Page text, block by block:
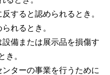
すると認められるとき。
れるとき。
設備または展示品を損傷す
き。
ンターの事業を行うために